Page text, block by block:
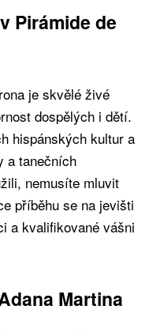
Pirámide de
je skvělé živé
dospělých i dětí.
hispánských kultur a
a tanečních
nemusíte mluvit
příběhu se na jevišti
a kvalifikované vášni
Martina